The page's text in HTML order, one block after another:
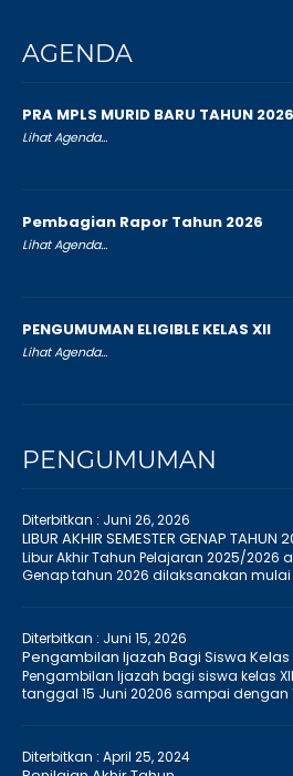
AGENDA
PRA MPLS MURID BARU TAHUN
Lihat Agenda...
Pembagian Rapor Tahun 2026
Lihat Agenda...
PENGUMUMAN ELIGIBLE KELAS XII
Lihat Agenda...
PENGUMUMAN
Diterbitkan : Juni 26, 2026
LIBUR AKHIR SEMESTER GENAP TAHUN
Libur Akhir Tahun Pelajaran 2025/2026
Genap tahun 2026 dilaksanakan
Diterbitkan : Juni 15, 2026
Pengambilan Ijazah Bagi Siswa Kelas
Pengambilan Ijazah bagi siswa kelas
tanggal 15 Juni 20206 sampai dengan
Diterbitkan : April 25, 2024